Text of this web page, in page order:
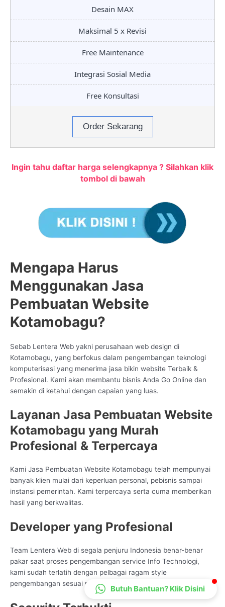
Desain MAX
Maksimal 5 x Revisi
Free Maintenance
Integrasi Sosial Media
Free Konsultasi
Order Sekarang
Ingin tahu daftar harga selengkapnya ? Silahkan klik
tombol di bawah
Mengapa Harus
Menggunakan Jasa
Pembuatan Website
Kotamobagu?
Sebab Lentera Web yakni perusahaan web design di
Kotamobagu, yang berfokus dalam pengembangan teknologi
komputerisasi yang menerima jasa bikin website Terbaik &
Profesional. Kami akan membantu bisnis Anda Go Online dan
semakin di ketahui dengan capaian yang luas.
Layanan Jasa Pembuatan Website
Kotamobagu yang Murah
Profesional & Terpercaya
Kami Jasa Pembuatan Website Kotamobagu telah mempunyai
banyak klien mulai dari keperluan personal, pebisnis sampai
instansi pemerintah. Kami terpercaya serta cuma memberikan
hasil yang berkwalitas.
Developer yang Profesional
Team Lentera Web di segala penjuru Indonesia benar-benar
pakar saat proses pengembangan service Info Technologi,
kami sudah terlatih dengan pelbagai ragam style
pengembangan sesuai proses bisnis client
CS Lenteraweb
Butuh Bantuan? Klik Disini